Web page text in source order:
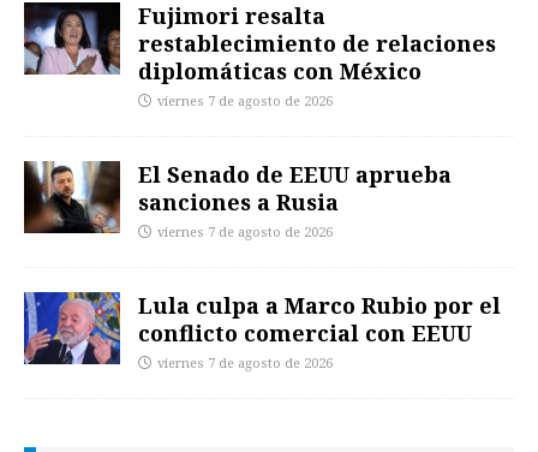
Fujimori resalta
restablecimiento de relaciones
diplomáticas con México
viernes 7 de agosto de 2026
El Senado de EEUU aprueba
sanciones a Rusia
viernes 7 de agosto de 2026
Lula culpa a Marco Rubio por el
conflicto comercial con EEUU
viernes 7 de agosto de 2026